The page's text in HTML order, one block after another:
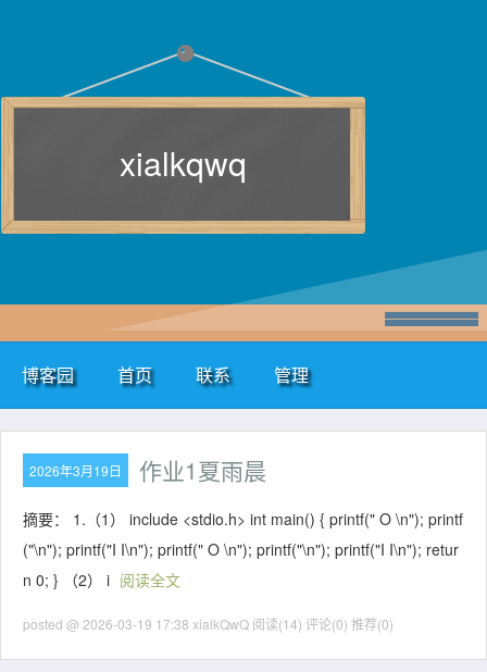
xialkqwq
博客园 首页 联系 管理
2026年3月19日 作业1夏雨晨
摘要： 1.（1） include <stdio.h> int main() { printf(" O \n"); printf
("\n"); printf("I I\n"); printf(" O \n"); printf("\n"); printf("I I\n"); retur
n 0; } （2） i 阅读全文
posted @ 2026-03-19 17:38 xialkQwQ 阅读(14) 评论(0) 推荐(0)